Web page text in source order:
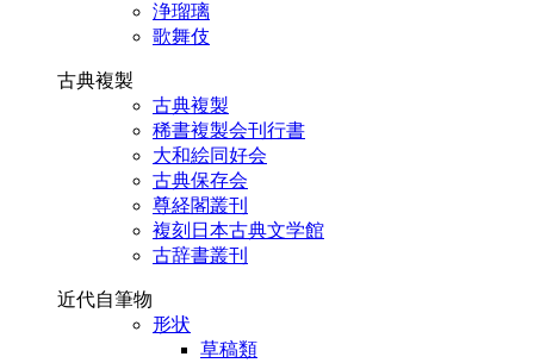
浄瑠璃
歌舞伎
古典複製
古典複製
稀書複製会刊行書
大和絵同好会
古典保存会
尊経閣叢刊
複刻日本古典文学館
古辞書叢刊
近代自筆物
形状
草稿類